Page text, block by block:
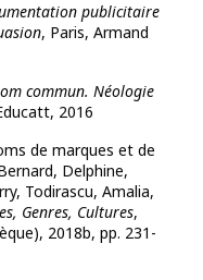
publicitaire
, Paris, Armand
commun. Néologie
2016
de marques et de
Delphine,
Todirascu, Amalia,
Genres, Cultures,
2018b, pp. 231-